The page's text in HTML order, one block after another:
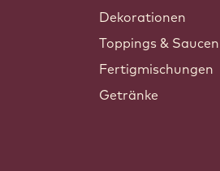
Dekorationen
Toppings & Saucen
Fertigmischungen
Getränke